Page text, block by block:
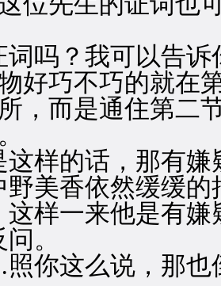
？我可以告诉
好巧不巧的就在
，而是通住第二
的话，那有嫌
野美香依然缓缓的
样一来他是有嫌
。
这么说，那也倒